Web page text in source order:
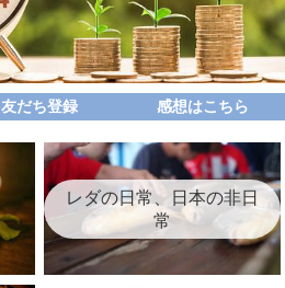
友だち登録 感想はこちら
レダの日常、日本の非日
常